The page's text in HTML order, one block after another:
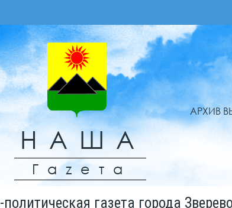
НАША
Гаzета
АРХИВ
газета города